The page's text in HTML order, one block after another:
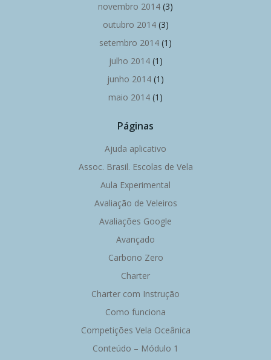
novembro 2014 (3)
outubro 2014(3)
setembro 2014 (1)
julho 2014(1)
junho 2014 (1)
maio 2014 (1)
Páginas
Ajuda aplicativo
Assoc. Brasil. Escolas de Vela
Aula Experimental
Avaliação de Veleiros
Avaliações Google
Avançado
Carbono Zero
Charter
Charter com Instrução
Como funciona
Competições Vela Oceânica
Conteúdo – Módulo 1